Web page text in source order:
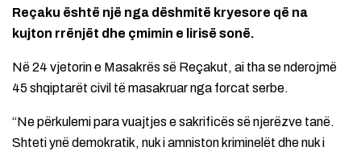
Reçaku është një nga dëshmitë kryesore që na
kujton rrënjët dhe çmimin e lirisë sonë.
Në 24 vjetorin e Masakrës së Reçakut, ai tha se nderojmë
45 shqiptarët civil të masakruar nga forcat serbe.
“Ne përkulemi para vuajtjes e sakrificës së njerëzve tanë.
Shteti ynë demokratik, nuk i amniston kriminelët dhe nuk i